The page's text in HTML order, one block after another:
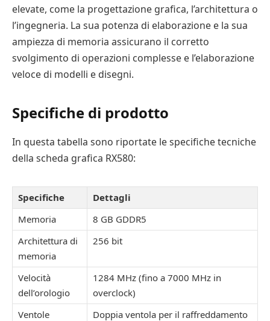
elevate, come la progettazione grafica, l’architettura o
l’ingegneria. La sua potenza di elaborazione e la sua
ampiezza di memoria assicurano il corretto
svolgimento di operazioni complesse e l’elaborazione
veloce di modelli e disegni.
Specifiche di prodotto
In questa tabella sono riportate le specifiche tecniche
della scheda grafica RX580:
Specifiche
Dettagli
Memoria
8 GB GDDR5
Architettura di
memoria
256 bit
Velocità
dell’orologio
1284 MHz (fino a 7000 MHz in
overclock)
Ventole
Doppia ventola per il raffreddamento